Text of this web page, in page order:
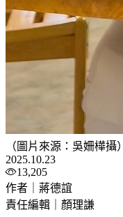
（圖片來源：吳姍樺攝）
2025.10.23
13,205
作者｜蔣德誼
責任編輯｜顏理謙